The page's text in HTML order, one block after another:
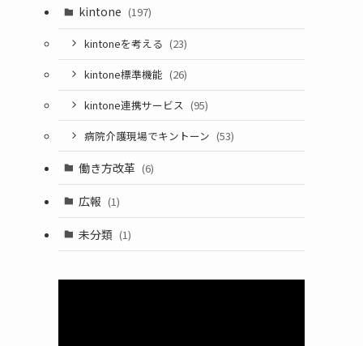
kintone (197)
kintoneを考える (23)
kintone標準機能 (26)
kintone連携サービス (95)
病院介護現場でキントーン (53)
働き方改革 (6)
広報 (1)
未分類 (1)